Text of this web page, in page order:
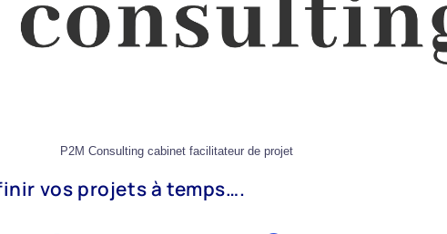
P2M Consulting cabinet facilitateur de projet
vos projets à temps….